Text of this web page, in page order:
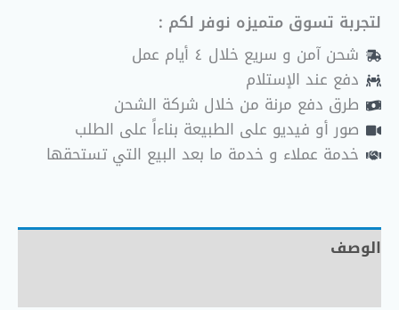
لتجربة تسوق متميزه نوفر لكم :
شحن آمن و سريع خلال ٤ أيام عمل
دفع عند الإستلام
طرق دفع مرنة من خلال شركة الشحن
صور أو فيديو على الطبيعة بناءاً على الطلب
خدمة عملاء و خدمة ما بعد البيع التي تستحقها
الوصف